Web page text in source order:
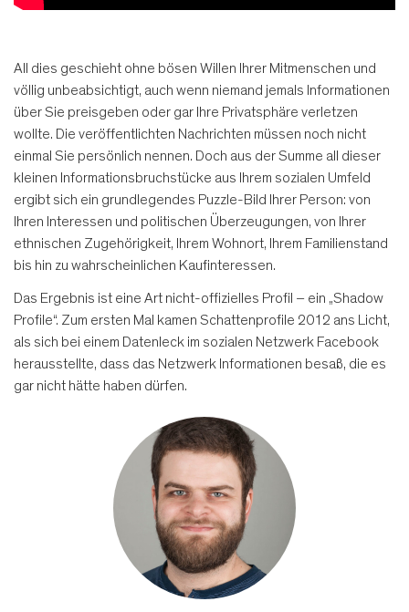
All dies geschieht ohne bösen Willen Ihrer Mitmenschen und
völlig unbeabsichtigt, auch wenn niemand jemals Informationen
über Sie preisgeben oder gar Ihre Privatsphäre verletzen
wollte. Die veröffentlichten Nachrichten müssen noch nicht
einmal Sie persönlich nennen. Doch aus der Summe all dieser
kleinen Informationsbruchstücke aus Ihrem sozialen Umfeld
ergibt sich ein grundlegendes Puzzle-Bild Ihrer Person: von
Ihren Interessen und politischen Überzeugungen, von Ihrer
ethnischen Zugehörigkeit, Ihrem Wohnort, Ihrem Familienstand
bis hin zu wahrscheinlichen Kaufinteressen.
Das Ergebnis ist eine Art nicht-offizielles Profil – ein „Shadow
Profile“. Zum ersten Mal kamen Schattenprofile 2012 ans Licht,
als sich bei einem Datenleck im sozialen Netzwerk Facebook
herausstellte, dass das Netzwerk Informationen besaß, die es
gar nicht hätte haben dürfen.